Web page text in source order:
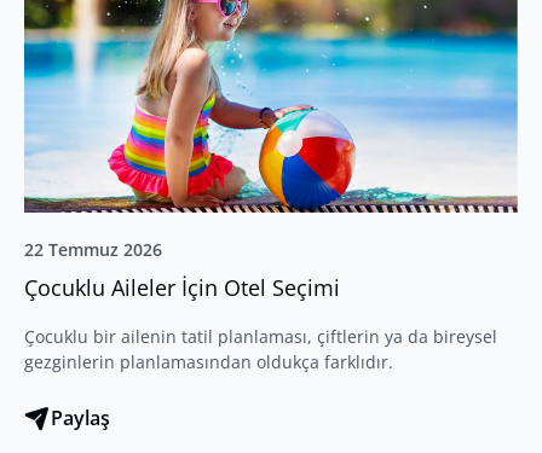
22 Temmuz 2026
Çocuklu Aileler İçin Otel Seçimi
Çocuklu bir ailenin tatil planlaması, çiftlerin ya da bireysel
gezginlerin planlamasından oldukça farklıdır.
Paylaş